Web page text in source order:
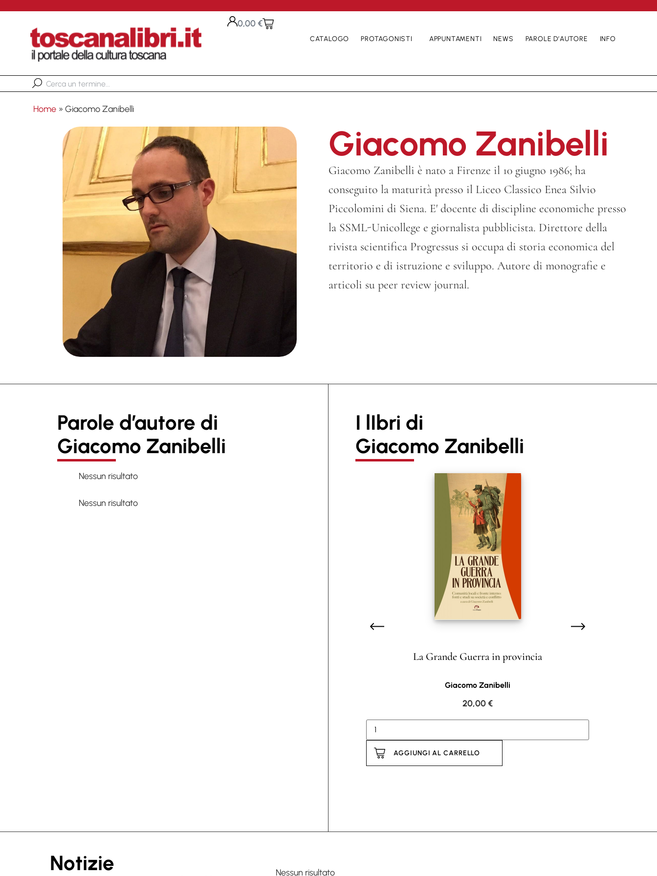
0,00€
CATALOGO PROTAGONISTI APPUNTAMENTI NEWS PAROLE D’AUTORE INFO
Home » Giacomo Zanibelli
Giacomo Zanibelli
Giacomo Zanibelli è nato a Firenze il 10 giugno 1986; ha
conseguito la maturità presso il Liceo Classico Enea Silvio
Piccolomini di Siena. E' docente di discipline economiche presso
la SSML-Unicollege e giornalista pubblicista. Direttore della
rivista scientifica Progressus si occupa di storia economica del
territorio e di istruzione e sviluppo. Autore di monografie e
articoli su peer review journal.
Parole d’autore di
Giacomo Zanibelli
Nessun risultato
Nessun risultato
I lIbri di
Giacomo Zanibelli
La Grande Guerra in provincia
Giacomo Zanibelli
20,00€
AGGIUNGI AL CARRELLO
Notizie
Nessun risultato